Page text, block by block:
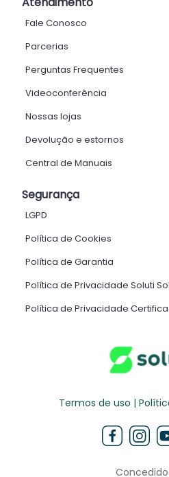
Fale Conosco
Parcerias
Perguntas Frequentes
Videoconferência
Nossas lojas
Devolução e estornos
Central de Manuais
Segurança
LGPD
Política de Cookies
Política de Garantia
Política de Privacidade Soluti
Política de Privacidade
Termos de uso |